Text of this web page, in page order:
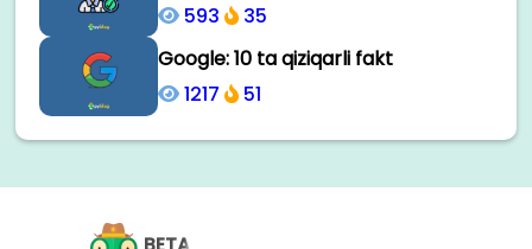
593
35
Google: 10 ta qiziqarli fakt
1217
51